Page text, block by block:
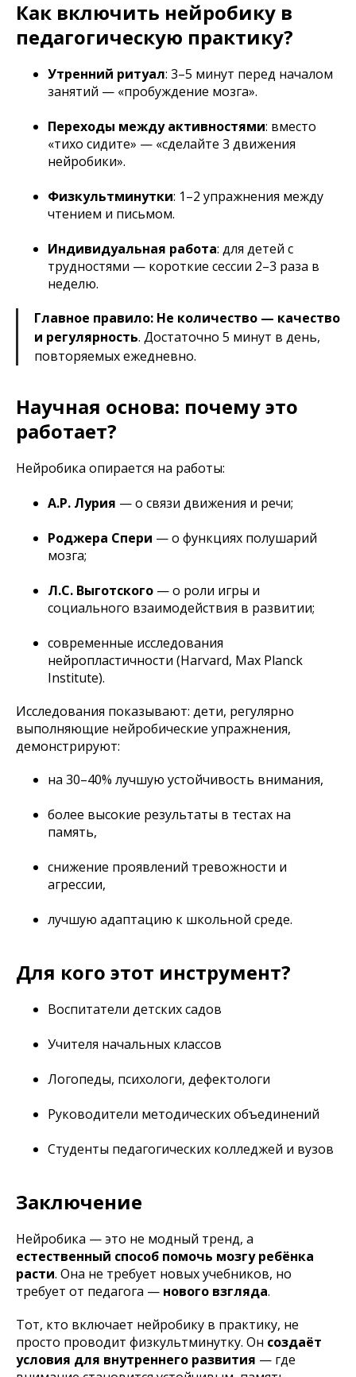
Как включить нейробику в
педагогическую практику?
Утренний ритуал: 3–5 минут перед началом
занятий — «пробуждение мозга».
Переходы между активностями: вместо
«тихо сидите» — «сделайте 3 движения
нейробики».
Физкультминутки: 1–2 упражнения между
чтением и письмом.
Индивидуальная работа: для детей с
трудностями — короткие сессии 2–3 раза в
неделю.
Главное правило: Не количество — качество
и регулярность. Достаточно 5 минут в день,
повторяемых ежедневно.
Научная основа: почему это
работает?
Нейробика опирается на работы:
А.Р. Лурия — о связи движения и речи;
Роджера Спери — о функциях полушарий
мозга;
Л.С. Выготского — о роли игры и
социального взаимодействия в развитии;
современные исследования
нейропластичности (Harvard, Max Planck
Institute).
Исследования показывают: дети, регулярно
выполняющие нейробические упражнения,
демонстрируют:
на 30–40% лучшую устойчивость внимания,
более высокие результаты в тестах на
память,
снижение проявлений тревожности и
агрессии,
лучшую адаптацию к школьной среде.
Для кого этот инструмент?
Воспитатели детских садов
Учителя начальных классов
Логопеды, психологи, дефектологи
Руководители методических объединений
Студенты педагогических колледжей и вузов
Заключение
Нейробика — это не модный тренд, а
естественный способ помочь мозгу ребёнка
расти. Она не требует новых учебников, но
требует от педагога — нового взгляда.
Тот, кто включает нейробику в практику, не
просто проводит физкультминутку. Он создаёт
условия для внутреннего развития — где